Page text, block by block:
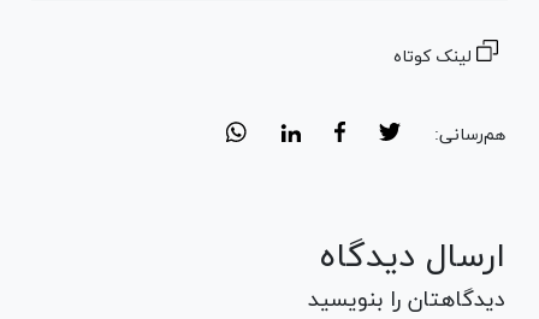
لینک کوتاه
هم‌رسانی:
ارسال دیدگاه
دیدگاهتان را بنویسید